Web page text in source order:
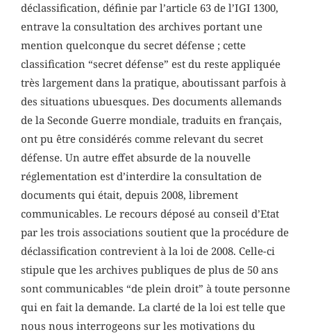
déclassification, définie par l’article 63 de l’IGI 1300,
entrave la consultation des archives portant une
mention quelconque du secret défense ; cette
classification “secret défense” est du reste appliquée
très largement dans la pratique, aboutissant parfois à
des situations ubuesques. Des documents allemands
de la Seconde Guerre mondiale, traduits en français,
ont pu être considérés comme relevant du secret
défense. Un autre effet absurde de la nouvelle
réglementation est d’interdire la consultation de
documents qui était, depuis 2008, librement
communicables. Le recours déposé au conseil d’Etat
par les trois associations soutient que la procédure de
déclassification contrevient à la loi de 2008. Celle-ci
stipule que les archives publiques de plus de 50 ans
sont communicables “de plein droit” à toute personne
qui en fait la demande. La clarté de la loi est telle que
nous nous interrogeons sur les motivations du